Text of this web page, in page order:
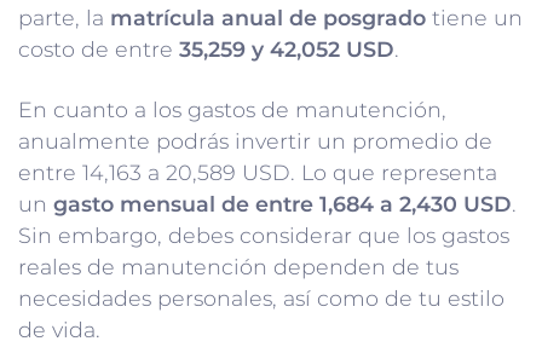
parte, la matrícula anual de posgrado tiene un
costo de entre 35,259 y 42,052 USD.
En cuanto a los gastos de manutención,
anualmente podrás invertir un promedio de
entre 14,163 a 20,589 USD. Lo que representa
un gasto mensual de entre 1,684 a 2,430 USD.
Sin embargo, debes considerar que los gastos
reales de manutención dependen de tus
necesidades personales, así como de tu estilo
de vida.